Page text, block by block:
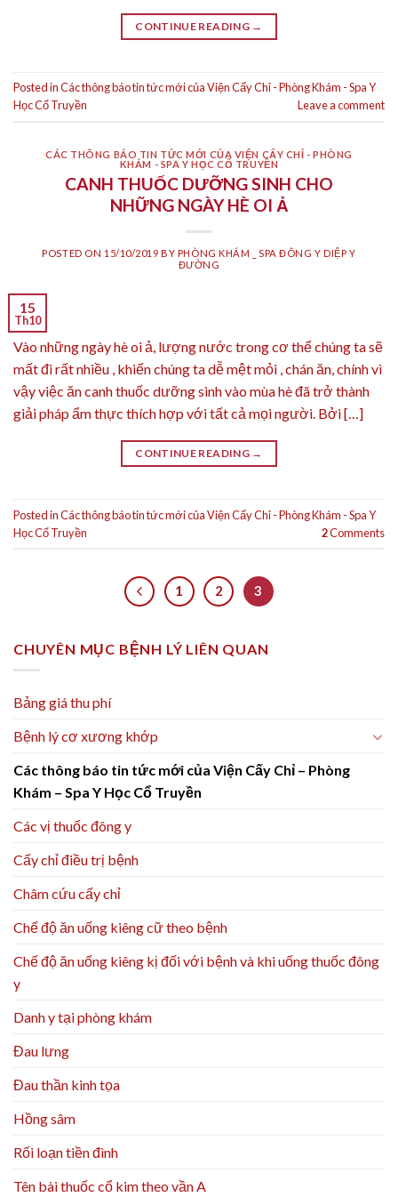
CONTINUE READING →
Posted inCác thông báo tin tức mới của Viện Cấy Chỉ - Phòng Khám - Spa Y
Học Cổ Truyền
Leave a comment
CÁC THÔNG BÁO TIN TỨC MỚI CỦA VIỆN CẤY CHỈ - PHÒNG
KHÁM - SPA Y HỌC CỔ TRUYỀN
CANH THUỐC DƯỠNG SINH CHO
NHỮNG NGÀY HÈ OI Ả
POSTED ON 15/10/2019 BY PHÒNG KHÁM _ SPA ĐÔNG Y DIỆP Y
ĐƯỜNG
15
Th10
Vào những ngày hè oi ả, lượng nước trong cơ thể chúng ta sẽ
mất đi rất nhiều , khiến chúng ta dễ mệt mỏi , chán ăn, chính vì
vậy việc ăn canh thuốc dưỡng sinh vào mùa hè đã trở thành
giải pháp ẩm thực thích hợp với tất cả mọi người. Bởi […]
CONTINUE READING →
Posted inCác thông báo tin tức mới của Viện Cấy Chỉ - Phòng Khám - Spa Y
Học Cổ Truyền
2Comments
1 2 3
CHUYÊN MỤC BỆNH LÝ LIÊN QUAN
Bảng giá thu phí
Bệnh lý cơ xương khớp
Các thông báo tin tức mới của Viện Cấy Chỉ – Phòng
Khám – Spa Y Học Cổ Truyền
Các vị thuốc đông y
Cấy chỉ điều trị bệnh
Châm cứu cấy chỉ
Chế độ ăn uống kiêng cữ theo bệnh
Chế độ ăn uống kiêng kị đối với bệnh và khi uống thuốc đông
y
Danh y tại phòng khám
Đau lưng
Đau thần kinh tọa
Hồng sâm
Rối loạn tiền đình
Tên bài thuốc cổ kim theo vần A